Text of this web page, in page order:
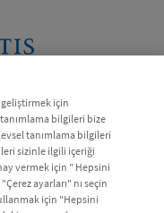
danışmanın yerine
için
bilgileri bize
tanımlama bilgileri
sizinle ilgili içeriği
vermek için " Hepsini
ayarları" nı seçin
için "Hepsini